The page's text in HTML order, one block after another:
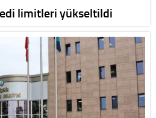
limitleri yükseltildi